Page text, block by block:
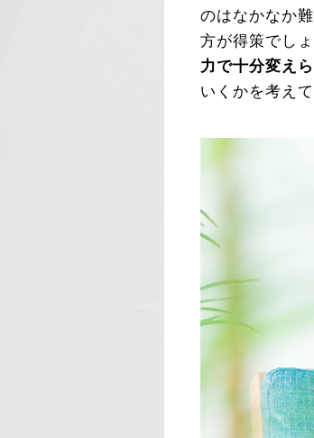
のはなかなか
方が得策でし
力で十分変え
いくかを考え